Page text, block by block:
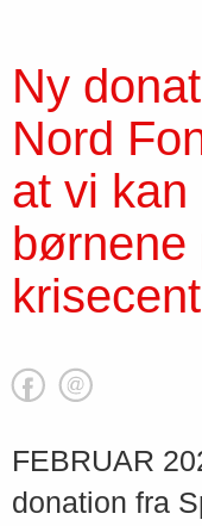
Ny
Nord
at vi
børnene
FEBRUAR
donation fra